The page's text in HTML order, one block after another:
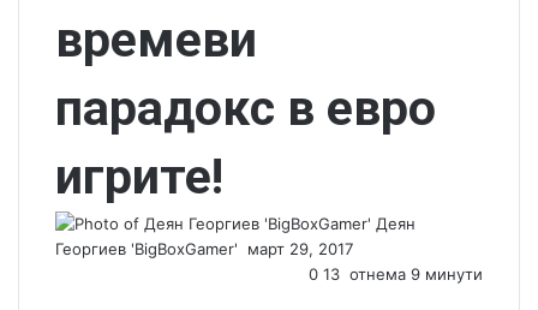
времеви
парадокс в евро
игрите!
Деян
Георгиев 'BigBoxGamer'
S
март 29, 2017
0 13 отнема 9 минути